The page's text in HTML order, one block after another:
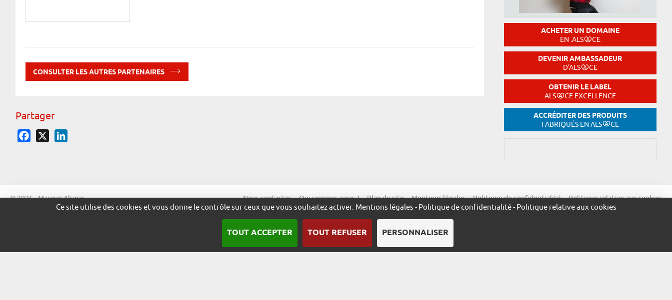
CONSULTER LES AUTRES PARTENAIRES
Partager
Facebook
ACHETER UN DOMAINE
EN .ALS CE
DEVENIR AMBASSADEUR
D'ALS CE
OBTENIR LE LABEL
ALS CE EXCELLENCE
ACCRÉDITER DES PRODUITS
FABRIQUÉS EN ALS CE
© 2026 - Marque Alsace Nous contacter Qui sommes-nous ? Plan du site Mentions légales Politique de confidentialité Politique relative aux cookies
Ce site utilise des cookies et vous donne le contrôle sur ceux que vous souhaitez activer. Mentions légales - Politique de confidentialité- Politique relative aux cookies
TOUT ACCEPTER TOUT REFUSER PERSONNALISER